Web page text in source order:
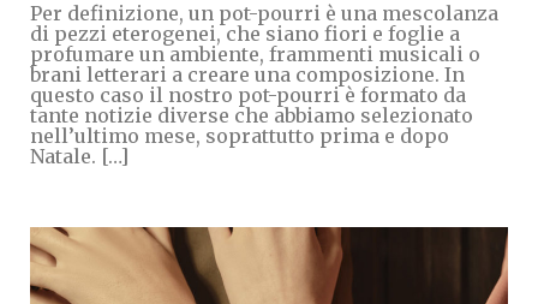
Per definizione, un pot-pourri è una mescolanza
di pezzi eterogenei, che siano fiori e foglie a
profumare un ambiente, frammenti musicali o
brani letterari a creare una composizione. In
questo caso il nostro pot-pourri è formato da
tante notizie diverse che abbiamo selezionato
nell’ultimo mese, soprattutto prima e dopo
Natale. […]